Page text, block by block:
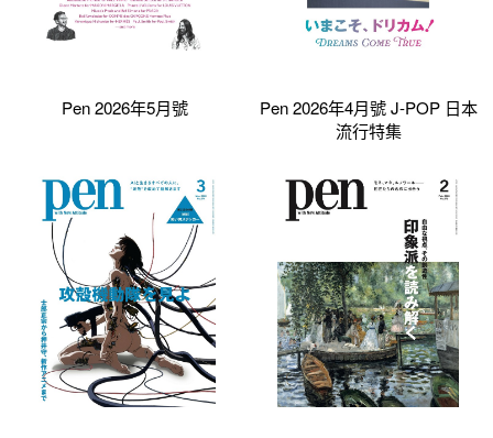
Pen 2026年5月號
Pen 2026年4月號 J-POP 日本
流行特集